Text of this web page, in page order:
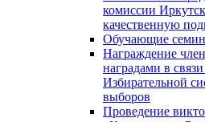
комиссии
качественную
Обучающие
Награждение
наградами в
Избирательной
выборов
Проведение